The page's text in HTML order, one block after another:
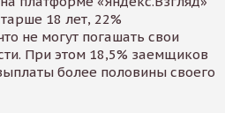
18 лет, 22%
не могут погашать свои
При этом 18,5% заемщиков
более половины своего